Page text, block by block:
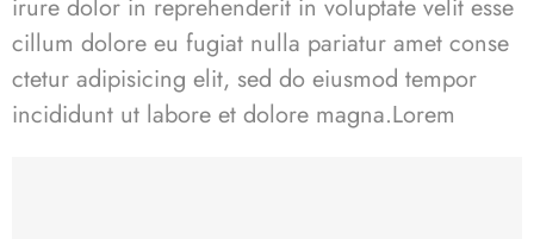
irure dolor in reprehenderit in voluptate velit esse
cillum dolore eu fugiat nulla pariatur amet conse
ctetur adipisicing elit, sed do eiusmod tempor
incididunt ut labore et dolore magna.Lorem